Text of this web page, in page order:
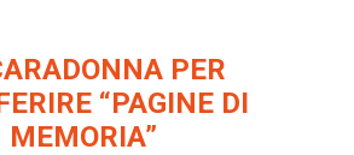
PER
“PAGINE DI
MEMORIA”